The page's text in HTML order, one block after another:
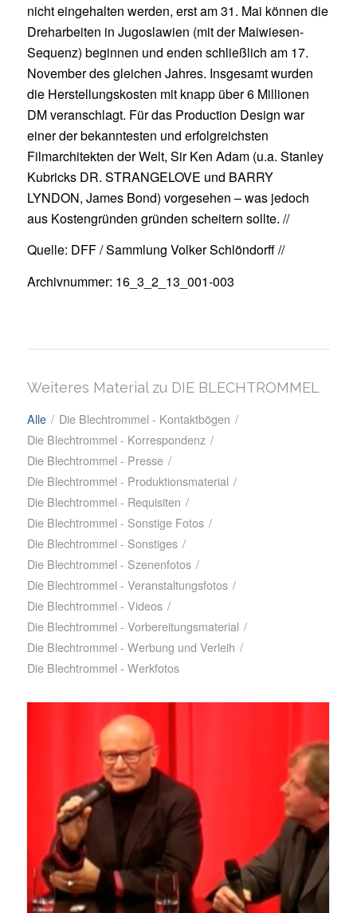
nicht eingehalten werden, erst am 31. Mai können die
Dreharbeiten in Jugoslawien (mit der Maiwiesen-
Sequenz) beginnen und enden schließlich am 17.
November des gleichen Jahres. Insgesamt wurden
die Herstellungskosten mit knapp über 6 Millionen
DM veranschlagt. Für das Production Design war
einer der bekanntesten und erfolgreichsten
Filmarchitekten der Welt, Sir Ken Adam (u.a. Stanley
Kubricks DR. STRANGELOVE und BARRY
LYNDON, James Bond) vorgesehen – was jedoch
aus Kostengründen gründen scheitern sollte. //
Quelle: DFF / Sammlung Volker Schlöndorff //
Archivnummer: 16_3_2_13_001-003
Weiteres Material zu DIE BLECHTROMMEL
Alle / Die Blechtrommel - Kontaktbögen /
Die Blechtrommel - Korrespondenz /
Die Blechtrommel - Presse /
Die Blechtrommel - Produktionsmaterial /
Die Blechtrommel - Requisiten /
Die Blechtrommel - Sonstige Fotos /
Die Blechtrommel - Sonstiges /
Die Blechtrommel - Szenenfotos /
Die Blechtrommel - Veranstaltungsfotos /
Die Blechtrommel - Videos /
Die Blechtrommel - Vorbereitungsmaterial /
Die Blechtrommel - Werbung und Verleih /
Die Blechtrommel - Werkfotos